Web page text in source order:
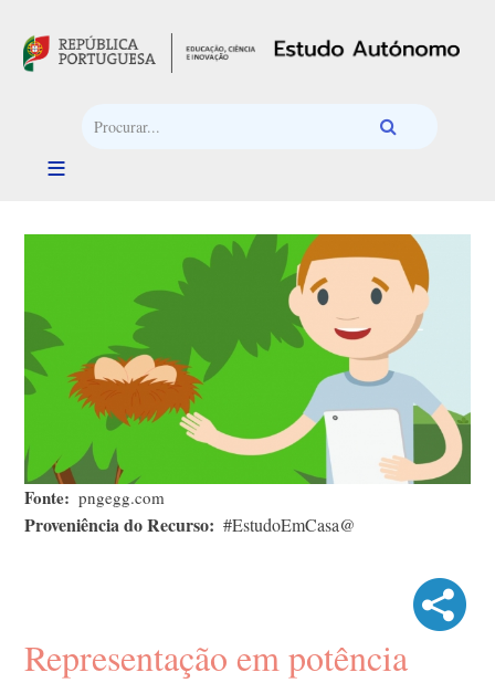
Fonte pngegg.com
Proveniência do Recurso #EstudoEmCasa@
Representação em potência